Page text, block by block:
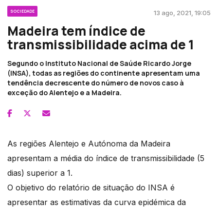
SOCIEDADE 13 ago, 2021, 19:05
Madeira tem índice de
transmissibilidade acima de 1
Segundo o Instituto Nacional de Saúde Ricardo Jorge
(INSA), todas as regiões do continente apresentam uma
tendência decrescente do número de novos caso à
exceção do Alentejo e a Madeira.
As regiões Alentejo e Autónoma da Madeira
apresentam a média do índice de transmissibilidade (5
dias) superior a 1.
O objetivo do relatório de situação do INSA é
apresentar as estimativas da curva epidémica da